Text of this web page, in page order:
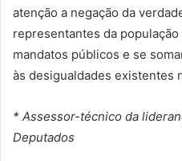
atenção a negação da
representantes da
mandatos públicos e se
às desigualdades existentes
* Assessor-técnico da
Deputados